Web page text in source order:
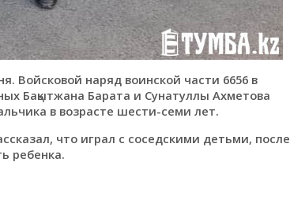
Войсковой наряд воинской части 6656 в
Бақытжана Барата и Сунатуллы Ахметова
в возрасте шести-семи лет.
что играл с соседскими детьми, после
ребенка.